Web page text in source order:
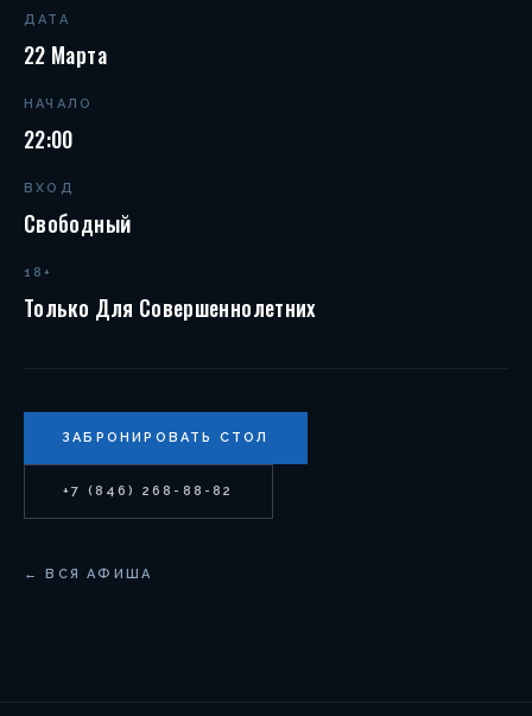
ДАТА
22 Марта
НАЧАЛО
22:00
ВХОД
Свободный
18+
Только Для Совершеннолетних
ЗАБРОНИРОВАТЬ СТОЛ
+7 (846) 268-88-82
← ВСЯ АФИША